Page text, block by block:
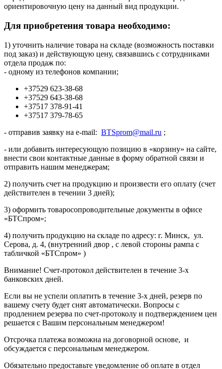
ориентировочную цену на данный вид продукции.
Для приобретения товара необходимо:
1) уточнить наличие товара на складе (возможность поставки
под заказ) и действующую цену, связавшись с сотрудниками
отдела продаж по:
- одному из телефонов компании;
+37529 623-38-68
+37529 643-38-68
+37517 378-91-41
+37517 379-78-65
- отправив заявку на e-mail: BTSprom@mail.ru ;
- или добавить интересующую позицию в «корзину» на сайте,
внести свои контактные данные в форму обратной связи и
отправить нашим менеджерам;
2) получить счет на продукцию и произвести его оплату (счет
действителен в течении 3 дней);
3) оформить товаросопроводительные документы в офисе
«БТСпром»;
4) получить продукцию на складе по адресу: г. Минск, ул.
Серова, д. 4, (внутренний двор , с левой стороны рампа с
табличкой «БТСпром» )
Внимание! Счет-протокол действителен в течение 3-х
банковских дней.
Если вы не успели оплатить в течение 3-х дней, резерв по
вашему счету будет снят автоматически. Вопросы с
продлением резерва по счет-протоколу и подтверждением цен
решается с Вашим персональным менеджером!
Отсрочка платежа возможна на договорной основе, и
обсуждается с персональным менеджером.
Обязательно предоставьте уведомление об оплате в отдел